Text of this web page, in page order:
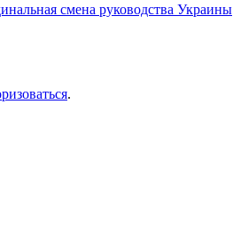
смена руководства Украины
.